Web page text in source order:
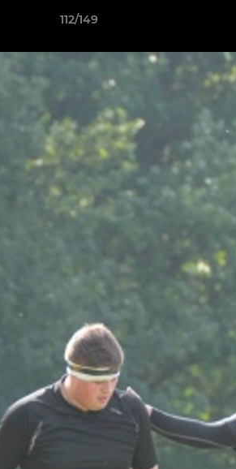
112/149